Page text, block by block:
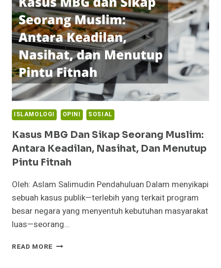
SENIOR
ENGINEER
TAHUN
2026:
APA
YANG
BERUBAH?
ISLAMOLOGI OPINI SOSIAL
Kasus MBG Dan Sikap Seorang Muslim:
Antara Keadilan, Nasihat, Dan Menutup
Pintu Fitnah
Oleh: Aslam Salimudin Pendahuluan Dalam menyikapi
sebuah kasus publik—terlebih yang terkait program
besar negara yang menyentuh kebutuhan masyarakat
luas—seorang…
READ MORE KASUS